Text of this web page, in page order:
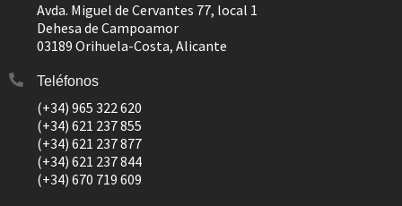
Avda. Miguel de Cervantes 77, local 1
Dehesa de Campoamor
03189 Orihuela-Costa, Alicante
Teléfonos
(+34) 965 322 620
(+34) 621 237 855
(+34) 621 237 877
(+34) 621 237 844
(+34) 670 719 609